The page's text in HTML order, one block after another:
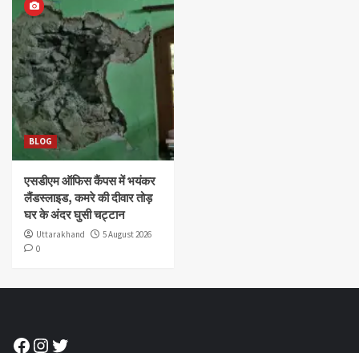
BLOG
एसडीएम ऑफिस कैंपस में भयंकर
लैंडस्लाइड, कमरे की दीवार तोड़
घर के अंदर घुसी चट्टान
Uttarakhand
5 August 2026
0
Facebook
Instagram
Twitter